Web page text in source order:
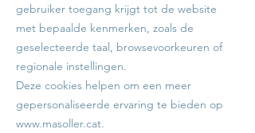
gebruiker toegang krijgt tot de website
met bepaalde kenmerken, zoals de
geselecteerde taal, browsevoorkeuren of
regionale instellingen.
Deze cookies helpen om een meer
gepersonaliseerde ervaring te bieden op
www.masoller.cat.